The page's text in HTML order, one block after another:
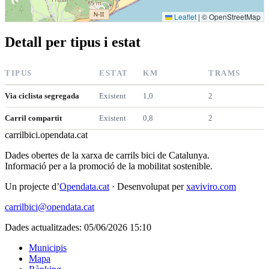
Leaflet | © OpenStreetMap
Detall per tipus i estat
TIPUS ESTAT KM TRAMS
Via ciclista segregada Existent 1,0 2
Carril compartit Existent 0,8 2
carrilbici.opendata.cat
Dades obertes de la xarxa de carrils bici de Catalunya.
Informació per a la promoció de la mobilitat sostenible.
Un projecte d’Opendata.cat · Desenvolupat perxaviviro.com
carrilbici@opendata.cat
Dades actualitzades: 05/06/2026 15:10
Municipis
Mapa